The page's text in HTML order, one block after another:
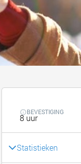
BEVESTIGING
8 uur
Statistieken